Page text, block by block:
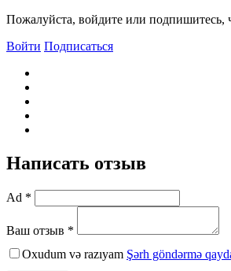
Пожалуйста, войдите или подпишитесь,
Войти Подписаться
Написать отзыв
Ad *
Ваш отзыв *
Oxudum və razıyam Şərh göndərmə